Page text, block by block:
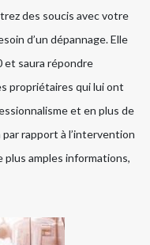
des soucis avec votre
d’un dépannage. Elle
et saura répondre
propriétaires qui lui ont
et en plus de
rapport à l’intervention
amples informations,